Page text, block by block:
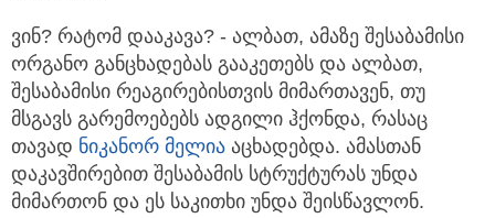
ვინ? რატომ დააკავა? - ალბათ, ამაზე შესაბამისი
ორგანო განცხადებას გააკეთებს და ალბათ,
შესაბამისი რეაგირებისთვის მიმართავენ, თუ
მსგავს გარემოებებს ადგილი ჰქონდა, რასაც
თავად ნიკანორ მელია აცხადებდა. ამასთან
დაკავშირებით შესაბამის სტრუქტურას უნდა
მიმართონ და ეს საკითხი უნდა შეისწავლონ.